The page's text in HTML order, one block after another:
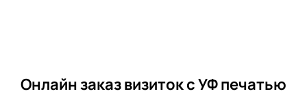
Онлайн заказ визиток с УФ печатью